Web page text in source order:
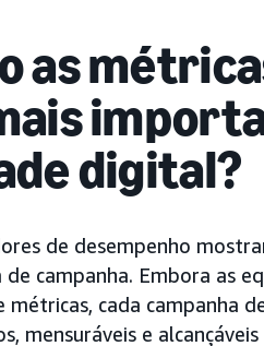
as
digital?
de desempenho
de campanha. Embora as
métricas, cada campanha
mensuráveis e